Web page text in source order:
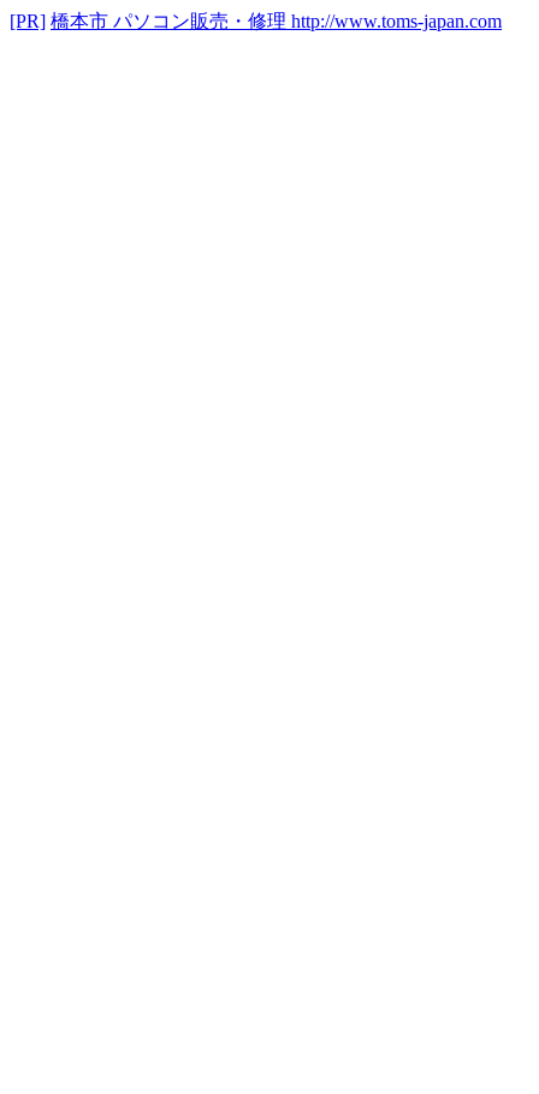
[PR] 橋本市 パソコン販売・修理 http://www.toms-japan.com